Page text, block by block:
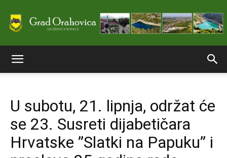
stranice
Grada
U subotu, 21. lipnja, održat će
se 23. Susreti dijabetičara
Hrvatske ”Slatki na Papuku” i